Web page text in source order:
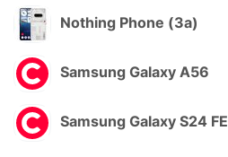
Nothing Phone (3a)
Samsung Galaxy A56
Samsung Galaxy S24 FE